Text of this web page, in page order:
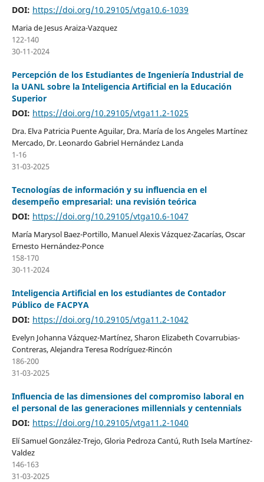
DOI: https://doi.org/10.29105/vtga10.6-1039
Maria de Jesus Araiza-Vazquez
122-140
30-11-2024
Percepción de los Estudiantes de Ingeniería Industrial de
la UANL sobre la Inteligencia Artificial en la Educación
Superior
DOI: https://doi.org/10.29105/vtga11.2-1025
Dra. Elva Patricia Puente Aguilar, Dra. María de los Angeles Martínez
Mercado, Dr. Leonardo Gabriel Hernández Landa
1-16
31-03-2025
Tecnologías de información y su influencia en el
desempeño empresarial: una revisión teórica
DOI: https://doi.org/10.29105/vtga10.6-1047
María Marysol Baez-Portillo, Manuel Alexis Vázquez-Zacarías, Oscar
Ernesto Hernández-Ponce
158-170
30-11-2024
Inteligencia Artificial en los estudiantes de Contador
Público de FACPYA
DOI: https://doi.org/10.29105/vtga11.2-1042
Evelyn Johanna Vázquez-Martínez, Sharon Elizabeth Covarrubias-
Contreras, Alejandra Teresa Rodríguez-Rincón
186-200
31-03-2025
Influencia de las dimensiones del compromiso laboral en
el personal de las generaciones millennials y centennials
DOI: https://doi.org/10.29105/vtga11.2-1040
Elí Samuel González-Trejo, Gloria Pedroza Cantú, Ruth Isela Martínez-
Valdez
146-163
31-03-2025